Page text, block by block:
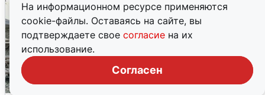
На информационном ресурсе применяются
cookie-файлы. Оставаясь на сайте, вы
подтверждаете свое согласие на их
использование.
Согласен